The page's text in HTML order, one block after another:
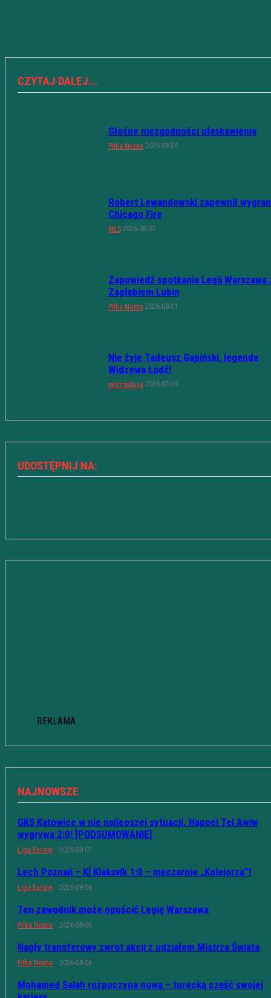
CZYTAJ DALEJ...
Głośne niezgodności ułaskawienia
Piłka Nożna 2026-08-04
Robert Lewandowski zapewnił
Chicago Fire
MLS 2026-08-02
Zapowiedź spotkania Legii Warszawa
Zagłębiem Lubin
Piłka Nożna 2026-08-01
Nie żyje Tadeusz Gapiński, legenda
Widzewa Łódź!
ekstraklasa 2026-07-30
UDOSTĘPNIJ NA:
REKLAMA
NAJNOWSZE
GKS Katowice w nie najleoszej sytuacji. Hapoel Tel Awiw
wygrywa 2:0! [PODSUMOWANIE]
Liga Europy 2026-08-07
Lech Poznań – KÍ Klaksvík 1:0 – męczarnie „Kolejorza”!
Liga Europy 2026-08-06
Ten zawodnik może opuścić Legię Warszawa
Piłka Nożna 2026-08-06
Nagły transferowy zwrot akcji z udziałem Mistrza Świata
Piłka Nożna 2026-08-06
Mohamed Salah rozpoczyna nową – turecką część swojej